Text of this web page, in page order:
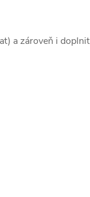
a zároveň i doplnit